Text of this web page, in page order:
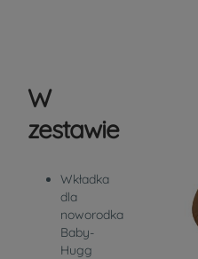
W
zestawie
Wkładka
dla
noworodka
Baby-
Hugg